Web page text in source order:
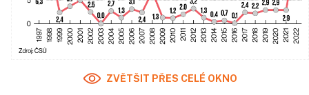
ZVĚTŠIT PŘES CELÉ OKNO